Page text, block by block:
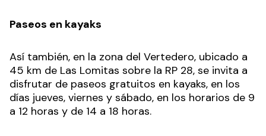
Paseos en kayaks
Así también, en la zona del Vertedero, ubicado a
45 km de Las Lomitas sobre la RP 28, se invita a
disfrutar de paseos gratuitos en kayaks, en los
días jueves, viernes y sábado, en los horarios de 9
a 12 horas y de 14 a 18 horas.